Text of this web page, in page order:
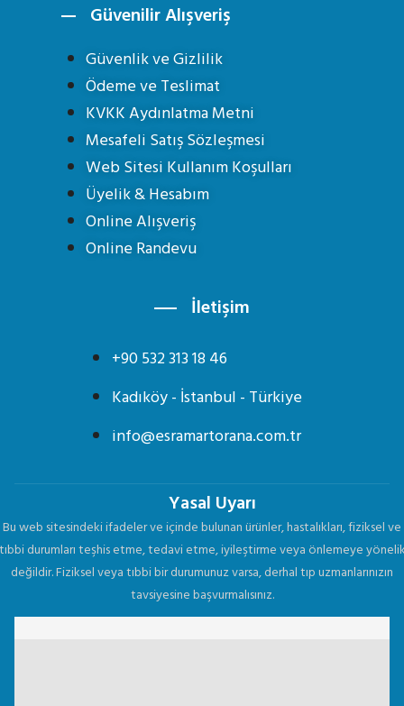
Güvenilir Alışveriş
Güvenlik ve Gizlilik
Ödeme ve Teslimat
KVKK Aydınlatma Metni
Mesafeli Satış Sözleşmesi
Web Sitesi Kullanım Koşulları
Üyelik & Hesabım
Online Alışveriş
Online Randevu
İletişim
+90 532 313 18 46
Kadıköy - İstanbul - Türkiye
info@esramartorana.com.tr
Yasal Uyarı
Bu web sitesindeki ifadeler ve içinde bulunan ürünler, hastalıkları, fiziksel ve
durumları teşhis etme, tedavi etme, iyileştirme veya önlemeye
değildir. Fiziksel veya tıbbi bir durumunuz varsa, derhal tıp uzmanlarınızın
tavsiyesine başvurmalısınız.